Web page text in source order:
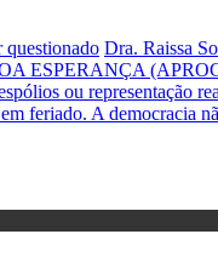
questionado Dra. Raissa
ESPERANÇA
ou representação
feriado. A democracia